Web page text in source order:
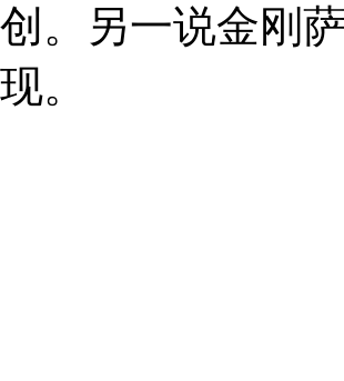
创。另一说金刚
现。